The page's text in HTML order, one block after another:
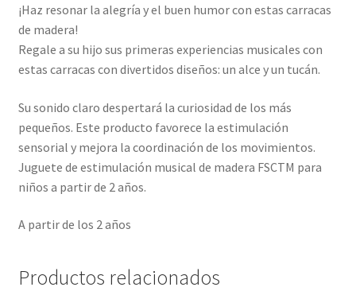
¡Haz resonar la alegría y el buen humor con estas carracas
de madera!
Regale a su hijo sus primeras experiencias musicales con
estas carracas con divertidos diseños: un alce y un tucán.
Su sonido claro despertará la curiosidad de los más
pequeños. Este producto favorece la estimulación
sensorial y mejora la coordinación de los movimientos.
Juguete de estimulación musical de madera FSCTM para
niños a partir de 2 años.
A partir de los 2 años
Productos relacionados